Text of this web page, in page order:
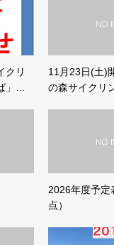
クリ
」…
11月23日(土)
の森サイクリ
2026年度予定
点）